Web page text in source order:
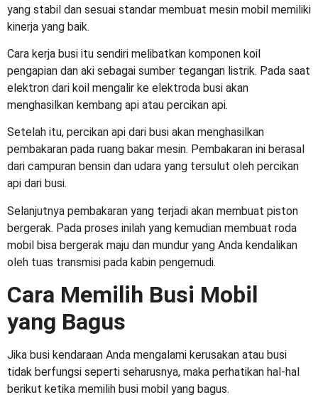
yang stabil dan sesuai standar membuat mesin mobil memiliki
kinerja yang baik.
Cara kerja busi itu sendiri melibatkan komponen koil
pengapian dan aki sebagai sumber tegangan listrik. Pada saat
elektron dari koil mengalir ke elektroda busi akan
menghasilkan kembang api atau percikan api.
Setelah itu, percikan api dari busi akan menghasilkan
pembakaran pada ruang bakar mesin. Pembakaran ini berasal
dari campuran bensin dan udara yang tersulut oleh percikan
api dari busi.
Selanjutnya pembakaran yang terjadi akan membuat piston
bergerak. Pada proses inilah yang kemudian membuat roda
mobil bisa bergerak maju dan mundur yang Anda kendalikan
oleh tuas transmisi pada kabin pengemudi.
Cara Memilih Busi Mobil
yang Bagus
Jika busi kendaraan Anda mengalami kerusakan atau busi
tidak berfungsi seperti seharusnya, maka perhatikan hal-hal
berikut ketika memilih busi mobil yang bagus.